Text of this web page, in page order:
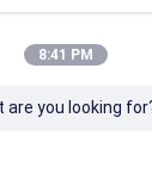
8:41 PM
are you looking